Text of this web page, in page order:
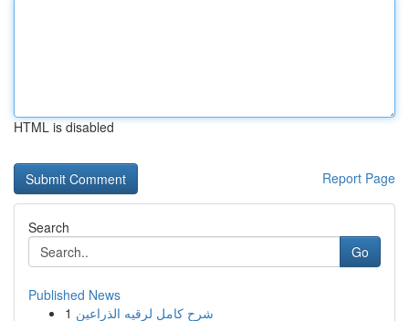
HTML is disabled
Report Page
Search
Go
Published News
1 شرح كامل لرقيه الذراعين